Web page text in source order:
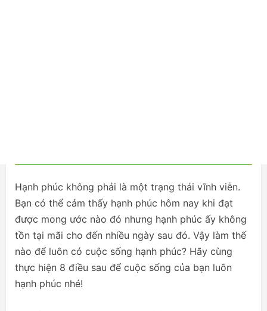
Hạnh phúc không phải là một trạng thái vĩnh viễn.
Bạn có thể cảm thấy hạnh phúc hôm nay khi đạt
được mong ước nào đó nhưng hạnh phúc ấy không
tồn tại mãi cho đến nhiều ngày sau đó. Vậy làm thế
nào để luôn có cuộc sống hạnh phúc? Hãy cùng
thực hiện 8 điều sau để cuộc sống của bạn luôn
hạnh phúc nhé!